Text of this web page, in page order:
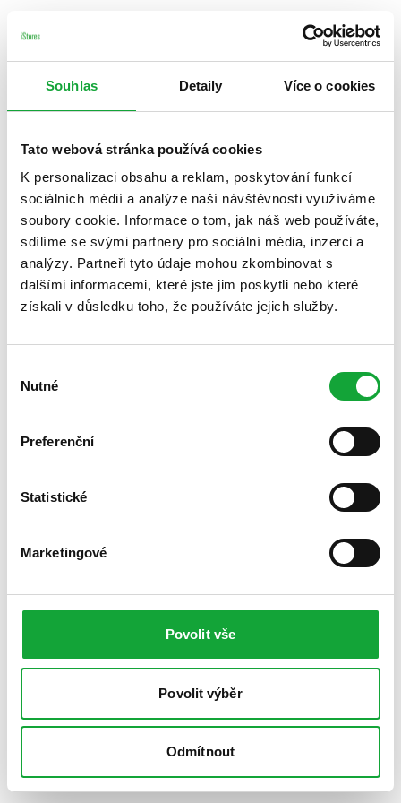
Souhlas Detaily Více o cookies
Tato webová stránka používá cookies
K personalizaci obsahu a reklam, poskytování funkcí
sociálních médií a analýze naší návštěvnosti využíváme
soubory cookie. Informace o tom, jak náš web používáte,
sdílíme se svými partnery pro sociální média, inzerci a
analýzy. Partneři tyto údaje mohou zkombinovat s
dalšími informacemi, které jste jim poskytli nebo které
získali v důsledku toho, že používáte jejich služby.
souhlasu
Nutné
Preferenční
Statistické
Marketingové
Povolit vše
Povolit výběr
Odmítnout